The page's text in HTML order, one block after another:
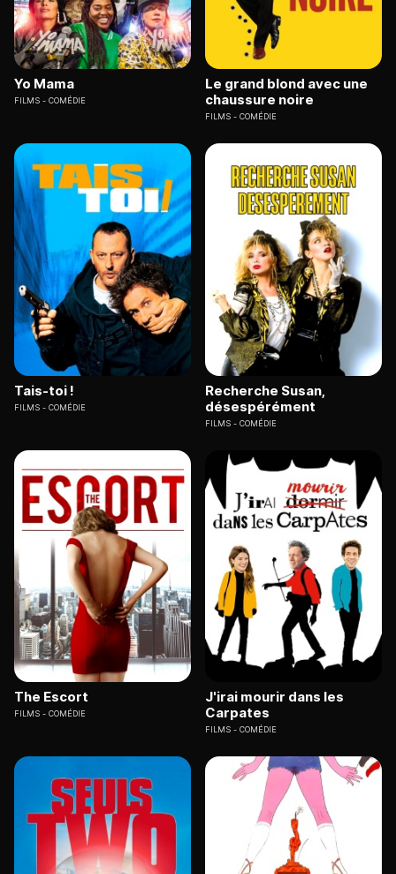
Yo Mama
FILMS COMÉDIE
Le grand blond avec une
chaussure noire
FILMS COMÉDIE
Tais-toi !
FILMS COMÉDIE
Recherche Susan,
désespérément
FILMS COMÉDIE
The Escort
FILMS COMÉDIE
J'irai mourir dans les
Carpates
FILMS COMÉDIE